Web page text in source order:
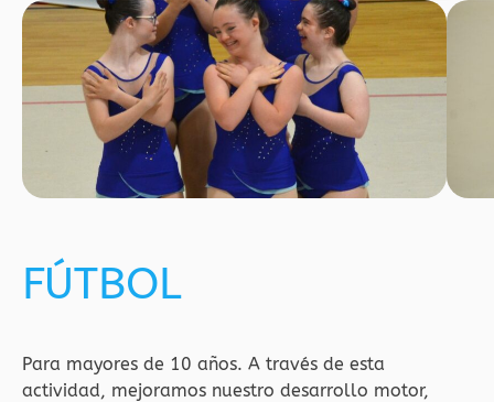
FÚTBOL
Para mayores de 10 años. A través de esta
actividad, mejoramos nuestro desarrollo motor,